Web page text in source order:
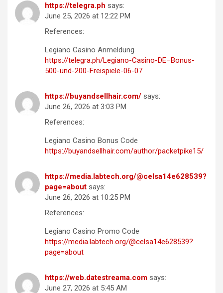
https://telegra.ph says:
June 25, 2026 at 12:22 PM
References:
Legiano Casino Anmeldung
https://telegra.ph/Legiano-Casino-DE–Bonus-
500-und-200-Freispiele-06-07
https://buyandsellhair.com/ says:
June 26, 2026 at 3:03 PM
References:
Legiano Casino Bonus Code
https://buyandsellhair.com/author/packetpike15/
https://media.labtech.org/@celsa14e628539?
page=about says:
June 26, 2026 at 10:25 PM
References:
Legiano Casino Promo Code
https://media.labtech.org/@celsa14e628539?
page=about
https://web.datestreama.com says:
June 27, 2026 at 5:45 AM